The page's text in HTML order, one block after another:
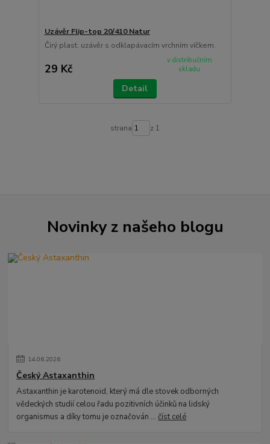
Uzávěr Flip-top 20/410 Natur
Čirý plast, uzávěr s odklapávacím vrchním víčkem.
29 Kč
v distribučním
skladu
Detail
strana z 1
Novinky z našeho blogu
14.06.2026
Český Astaxanthin
Astaxanthin je karotenoid, který má dle stovek odborných
vědeckých studií celou řadu pozitivních účinků na lidský
organismus a díky tomu je označován ...číst celé